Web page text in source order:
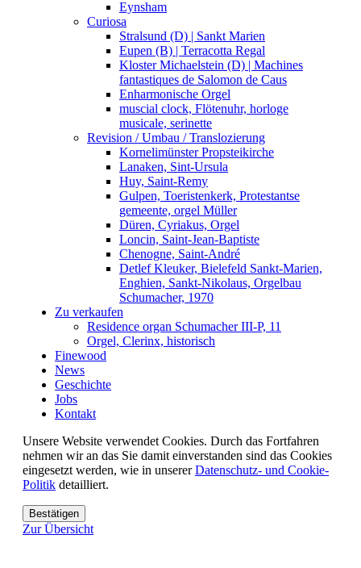
Eynsham
Curiosa
Stralsund (D) | Sankt Marien
Eupen (B) | Terracotta Regal
Kloster Michaelstein (D) | Machines
fantastiques de Salomon de Caus
Enharmonische Orgel
muscial clock, Flötenuhr, horloge
musicale, serinette
Revision / Umbau / Translozierung
Kornelimünster Propsteikirche
Lanaken, Sint-Ursula
Huy, Saint-Remy
Gulpen, Toeristenkerk, Protestantse
gemeente, orgel Müller
Düren, Cyriakus, Orgel
Loncin, Saint-Jean-Baptiste
Chenogne, Saint-André
Detlef Kleuker, Bielefeld Sankt-Marien,
Enghien, Sankt-Nikolaus, Orgelbau
Schumacher, 1970
Zu verkaufen
Residence organ Schumacher III-P, 11
Orgel, Clerinx, historisch
Finewood
News
Geschichte
Jobs
Kontakt
Unsere Website verwendet Cookies. Durch das Fortfahren
nehmen wir an das Sie damit einverstanden sind das Cookies
eingesetzt werden, wie in unsererDatenschutz- und Cookie-
Politik detailliert.
Bestätigen
Zur Übersicht